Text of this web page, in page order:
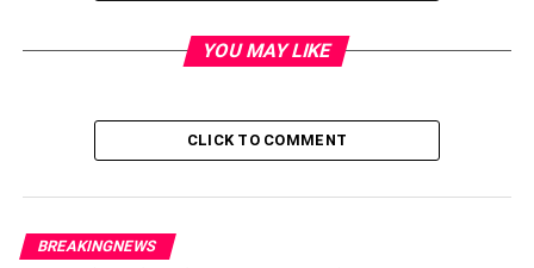
YOU MAY LIKE
CLICK TO COMMENT
BREAKINGNEWS